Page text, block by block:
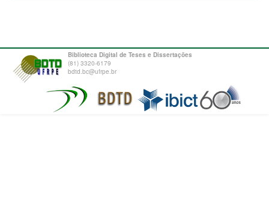
Biblioteca Digital de Teses e Dissertações
(81) 3320-6179
bdtd.bc@ufrpe.br